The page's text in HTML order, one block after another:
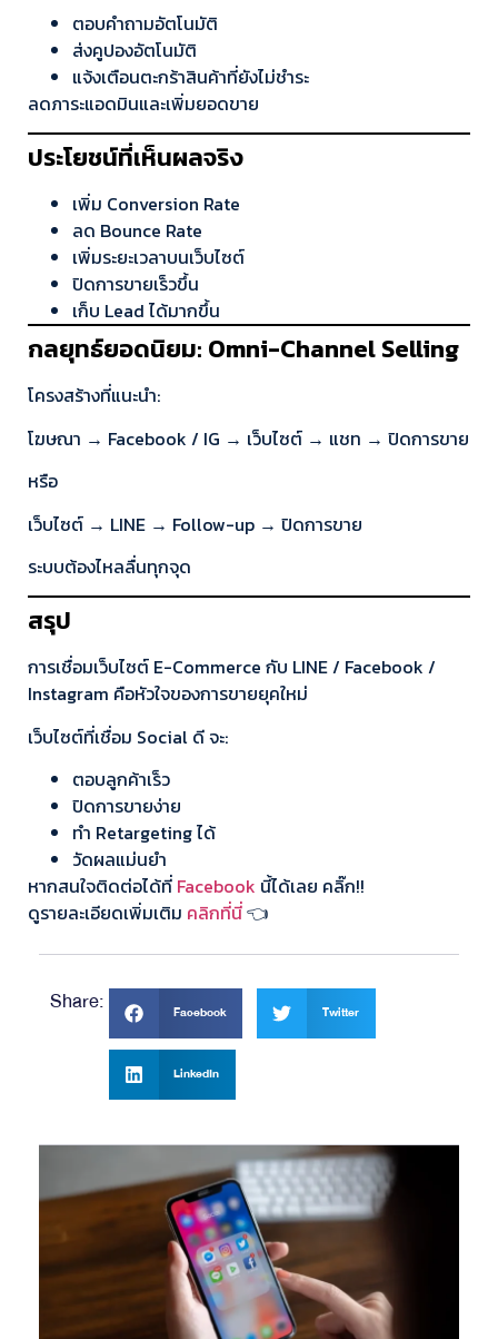
ตอบคำถามอัตโนมัติ
ส่งคูปองอัตโนมัติ
แจ้งเตือนตะกร้าสินค้าที่ยังไม่ชำระ
ลดภาระแอดมินและเพิ่มยอดขาย
ประโยชน์ที่เห็นผลจริง
เพิ่ม Conversion Rate
ลด Bounce Rate
เพิ่มระยะเวลาบนเว็บไซต์
ปิดการขายเร็วขึ้น
เก็บ Lead ได้มากขึ้น
กลยุทธ์ยอดนิยม: Omni-Channel Selling
โครงสร้างที่แนะนำ:
โฆษณา → Facebook / IG → เว็บไซต์ → แชท → ปิดการขาย
หรือ
เว็บไซต์ → LINE → Follow-up → ปิดการขาย
ระบบต้องไหลลื่นทุกจุด
สรุป
การเชื่อมเว็บไซต์ E-Commerce กับ LINE / Facebook /
Instagram คือหัวใจของการขายยุคใหม่
เว็บไซต์ที่เชื่อม Social ดี จะ:
ตอบลูกค้าเร็ว
ปิดการขายง่าย
ทำ Retargeting ได้
วัดผลแม่นยำ
หากสนใจติดต่อได้ที่ Facebook นี้ได้เลย คลิ๊ก!!
ดูรายละเอียดเพิ่มเติม คลิกที่นี่👈
Share: Facebook Twitter
LinkedIn